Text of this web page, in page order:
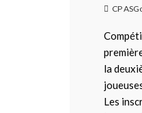
CP
la
Les